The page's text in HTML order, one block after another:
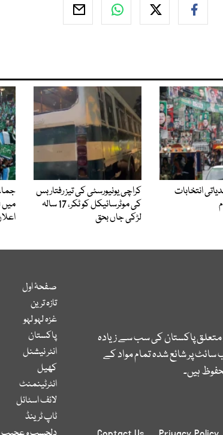
انتخابات
کراچی یونیورسٹی کی تیز رفتار بس
کی موٹرسائیکل کو ٹکر، 17 سالہ
لڑکی جاں بحق
پاکستان کی سب سے زیادہ
پر شائع شدہ تمام مواد کے
ہیں۔
صفحۂ اول
تازہ ترین
غزہ لہو لہو
پاکستان
انٹر نیشنل
کھیل
انٹرٹینمنٹ
لائف اسٹائل
ٹاپ ٹرینڈ